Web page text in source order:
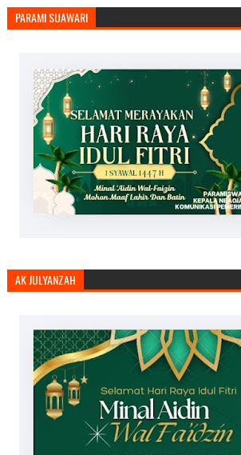
PARAMI SUAWARI
AK JULYANZAH